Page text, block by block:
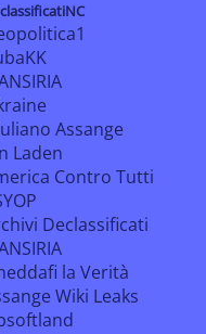
Assange
Laden
Contro Tutti
Declassificati
la Verità
Wiki Leaks